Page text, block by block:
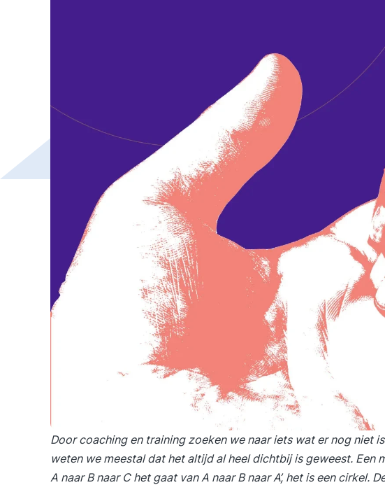
Door coaching en training zoeken we naar iets wat er nog niet
weten we meestal dat het altijd al heel dichtbij is geweest. Een
A naar B naar C het gaat van A naar B naar A’, het is een cirkel.